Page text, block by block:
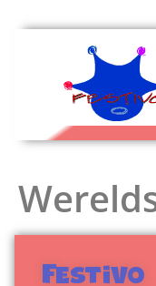
Festivo